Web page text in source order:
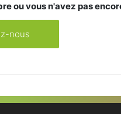
ou vous n'avez pas
nous